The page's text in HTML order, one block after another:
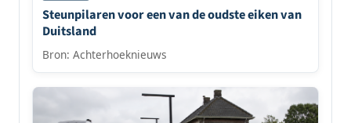
Steunpilaren voor een van de oudste eiken van
Duitsland
Bron: Achterhoeknieuws